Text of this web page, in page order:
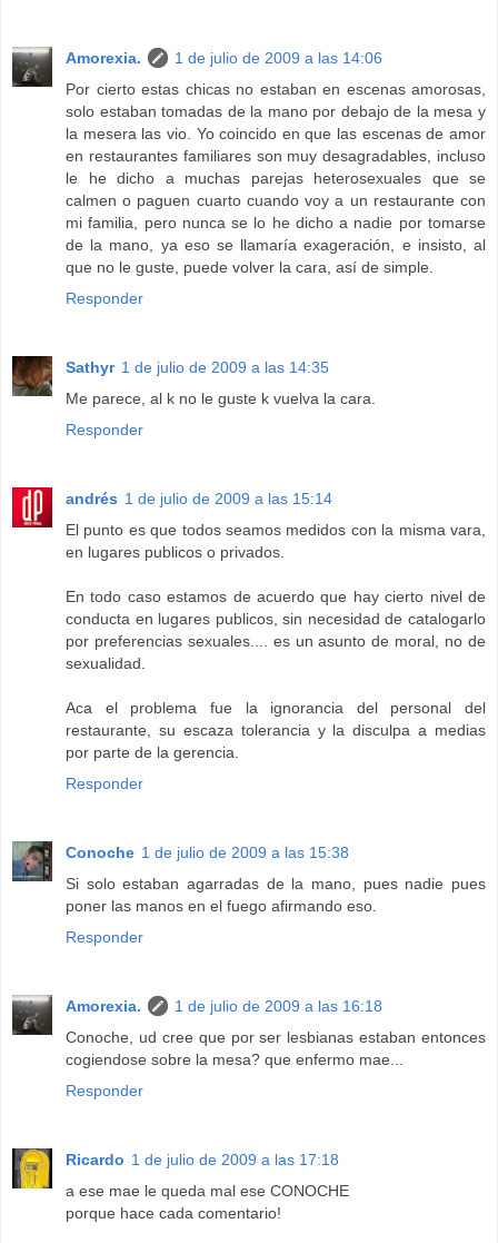
Amorexia.
1 de julio de 2009 a las 14:06
Por cierto estas chicas no estaban en escenas amorosas,
solo estaban tomadas de la mano por debajo de la mesa y
la mesera las vio. Yo coincido en que las escenas de amor
en restaurantes familiares son muy desagradables, incluso
le he dicho a muchas parejas heterosexuales que se
calmen o paguen cuarto cuando voy a un restaurante con
mi familia, pero nunca se lo he dicho a nadie por tomarse
de la mano, ya eso se llamaría exageración, e insisto, al
que no le guste, puede volver la cara, así de simple.
Responder
Sathyr 1 de julio de 2009 a las 14:35
Me parece, al k no le guste k vuelva la cara.
Responder
andrés 1 de julio de 2009 a las 15:14
El punto es que todos seamos medidos con la misma vara,
en lugares publicos o privados.
En todo caso estamos de acuerdo que hay cierto nivel de
conducta en lugares publicos, sin necesidad de catalogarlo
por preferencias sexuales.... es un asunto de moral, no de
sexualidad.
Aca el problema fue la ignorancia del personal del
restaurante, su escaza tolerancia y la disculpa a medias
por parte de la gerencia.
Responder
Conoche 1 de julio de 2009 a las 15:38
Si solo estaban agarradas de la mano, pues nadie pues
poner las manos en el fuego afirmando eso.
Responder
Amorexia.
1 de julio de 2009 a las 16:18
Conoche, ud cree que por ser lesbianas estaban entonces
cogiendose sobre la mesa? que enfermo mae...
Responder
Ricardo 1 de julio de 2009 a las 17:18
a ese mae le queda mal ese CONOCHE
porque hace cada comentario!